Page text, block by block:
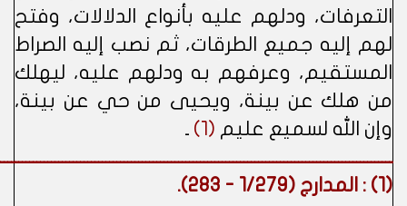
التعرفات، ودلهم عليه بأنواع الدلالات، وفتح
لهم إليه جميع الطرقات، ثم نصب إليه الصراط
المستقيم، وعرفهم به ودلهم عليه، ليهلك
من هلك عن بينة، ويحيى من حي عن بينة،
وإن الله لسميع عليم (1)
ـ
(1)
: المدارج (1/279 - 283).